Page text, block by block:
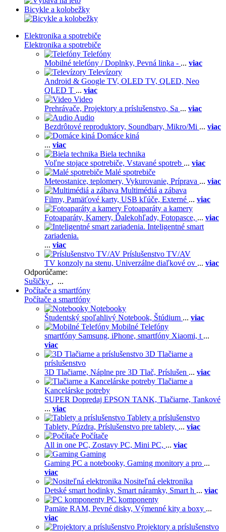
Bicykle a kolobežky
Elektronika a spotrebiče
Elektronika a spotrebiče
Telefóny
Mobilné telefóny / Doplnky, Pevná linka - ... viac
Televízory
Android & Google TV, OLED TV, QLED, Neo
QLED T ... viac
Video
Prehrávače, Projektory a príslušenstvo, Sa ... viac
Audio
Bezdrôtové reproduktory, Soundbary, Mikro/Mi ... viac
Domáce kiná
... viac
Biela technika
Voľne stojace spotrebiče, Vstavané spotreb ... viac
Malé spotrebiče
Meteostanice, teplomery, Vykurovanie, Príprava ... viac
Multimédiá a zábava
Filmy, Pamäťové karty, USB kľúče, Externé ... viac
Fotoaparáty a kamery
Fotoaparáty, Kamery, Ďalekohľady, Fotopasce, ... viac
Inteligentné smart
zariadenia.
... viac
Príslušenstvo TV/AV
TV konzoly na stenu, Univerzálne diaľkové ov ... viac
Odporúčame:
Sušičky , ...
Počítače a smartfóny
Počítače a smartfóny
Notebooky
Študentský spoľahlivý Notebook, Štúdium ... viac
Mobilné Telefóny
smartfóny Samsung, iPhone, smartfóny Xiaomi, t ...
viac
3D Tlačiarne a
príslušenstvo
3D Tlačiarne, Náplne pre 3D Tlač, Príslušen ... viac
Tlačiarne a
Kancelárske potreby
SUPER Dopredaj EPSON TANK, Tlačiarne, Tankové
... viac
Tablety a príslušenstvo
Tablety, Púzdra, Príslušenstvo pre tablety, ... viac
Počítače
All in one PC, Zostavy PC, Mini PC, ... viac
Gaming
Gaming PC a notebooky, Gaming monitory a pro ...
viac
Nositeľná elektronika
Detské smart hodinky, Smart náramky, Smart h ... viac
PC komponenty
Pamäte RAM, Pevné disky, Výmenné kity a boxy ...
viac
Projektory a príslušenstvo